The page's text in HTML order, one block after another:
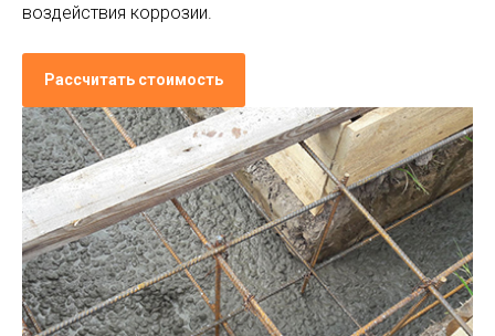
воздействия коррозии.
Рассчитать стоимость